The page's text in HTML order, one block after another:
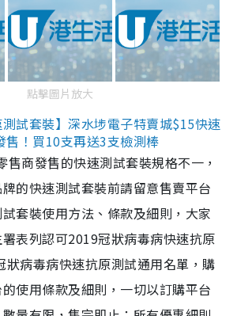
點擊圖片放大
試套裝】深水埗電子特賣城$15快速
售！買10支再送3支檢測棒
售商發售的快速測試套裝規格不一，
的快速測試套裝前請留意售賣平台
套裝使用方法、條款及細則，大家
表列認可2019冠狀病毒病快速抗原
狀病毒病快速抗原測試通用名單，購
使用條款及細則，一切以訂購平台